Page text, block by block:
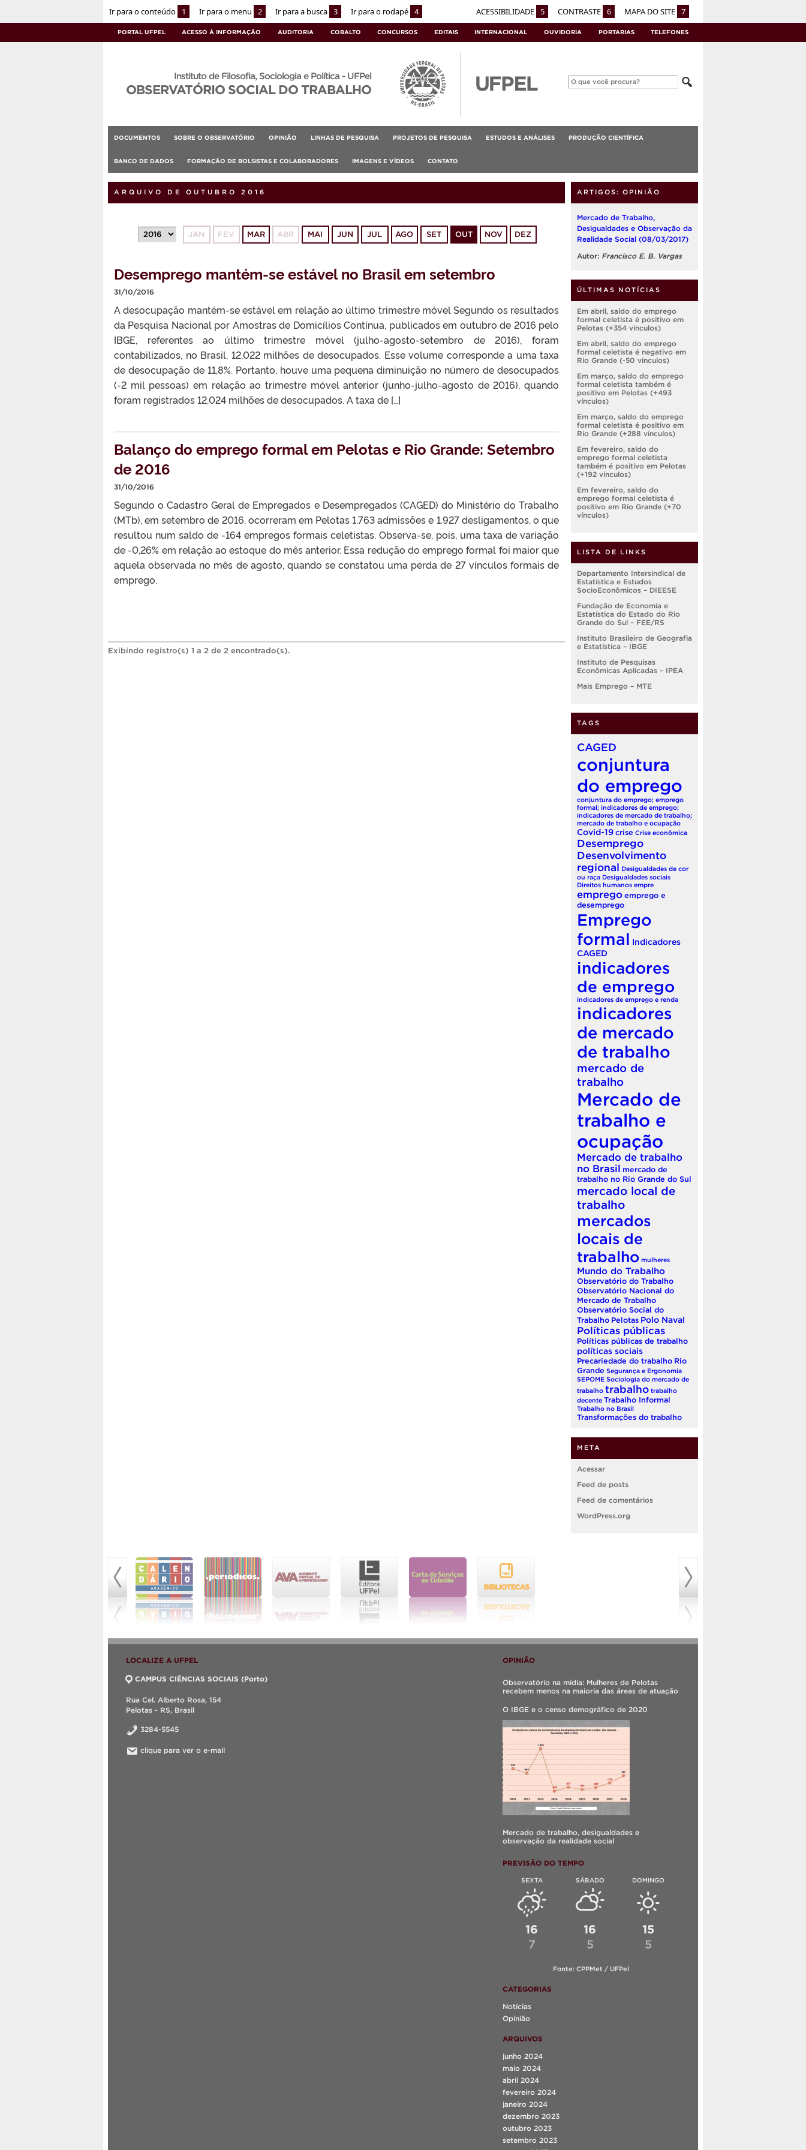
Ir para o conteúdo 1 Ir para o menu 2 Ir para a busca 3 Ir para o rodapé 4 ACESSIBILIDADE 5 CONTRASTE 6 MAPA DO SITE 7
PORTAL UFPEL ACESSO À INFORMAÇÃO AUDITORIA COBALTO CONCURSOS EDITAIS INTERNACIONAL OUVIDORIA PORTARIAS TELEFONES
Instituto de Filosofia, Sociologia e Política - UFPel
OBSERVATÓRIO SOCIAL DO TRABALHO
DOCUMENTOS SOBRE O OBSERVATÓRIO OPINIÃO LINHAS DE PESQUISA PROJETOS DE PESQUISA ESTUDOS E ANÁLISES PRODUÇÃO CIENTÍFICA
BANCO DE DADOS FORMAÇÃO DE BOLSISTAS E COLABORADORES IMAGENS E VÍDEOS CONTATO
ARQUIVO DE OUTUBRO 2016
JAN FEV MAR ABR MAI JUN JUL AGO SET OUT NOV DEZ
Desemprego mantém-se estável no Brasil em setembro
31/10/2016
A desocupação mantém-se estável em relação ao último trimestre móvel Segundo os resultados
da Pesquisa Nacional por Amostras de Domicílios Contínua, publicados em outubro de 2016 pelo
IBGE, referentes ao último trimestre móvel (julho-agosto-setembro de 2016), foram
contabilizados, no Brasil, 12,022 milhões de desocupados. Esse volume corresponde a uma taxa
de desocupação de 11,8%. Portanto, houve uma pequena diminuição no número de desocupados
(-2 mil pessoas) em relação ao trimestre móvel anterior (junho-julho-agosto de 2016), quando
foram registrados 12,024 milhões de desocupados. A taxa de […]
Balanço do emprego formal em Pelotas e Rio Grande: Setembro
de 2016
31/10/2016
Segundo o Cadastro Geral de Empregados e Desempregados (CAGED) do Ministério do Trabalho
(MTb), em setembro de 2016, ocorreram em Pelotas 1.763 admissões e 1.927 desligamentos, o que
resultou num saldo de -164 empregos formais celetistas. Observa-se, pois, uma taxa de variação
de -0,26% em relação ao estoque do mês anterior. Essa redução do emprego formal foi maior que
aquela observada no mês de agosto, quando se constatou uma perda de 27 vínculos formais de
emprego.
Exibindo registro(s) 1 a 2 de 2 encontrado(s).
ARTIGOS: OPINIÃO
Mercado de Trabalho,
Desigualdades e Observação da
Realidade Social (08/03/2017)
Autor: Francisco E. B. Vargas
ÚLTIMAS NOTÍCIAS
Em abril, saldo do emprego
formal celetista é positivo em
Pelotas (+354 vínculos)
Em abril, saldo do emprego
formal celetista é negativo em
Rio Grande (-50 vínculos)
Em março, saldo do emprego
formal celetista também é
positivo em Pelotas (+493
vínculos)
Em março, saldo do emprego
formal celetista é positivo em
Rio Grande (+288 vínculos)
Em fevereiro, saldo do
emprego formal celetista
também é positivo em Pelotas
(+192 vínculos)
Em fevereiro, saldo do
emprego formal celetista é
positivo em Rio Grande (+70
vínculos)
LISTA DE LINKS
Departamento Intersindical de
Estatística e Estudos
SocioEconômicos – DIEESE
Fundação de Economia e
Estatística do Estado do Rio
Grande do Sul – FEE/RS
Instituto Brasileiro de Geografia
e Estatística – IBGE
Instituto de Pesquisas
Econômicas Aplicadas – IPEA
Mais Emprego – MTE
TAGS
CAGED
conjuntura
do emprego
conjuntura do emprego; emprego
formal; indicadores de emprego;
indicadores de mercado de trabalho;
mercado de trabalho e ocupação
Covid-19 crise Crise econômica
Desemprego
Desenvolvimento
regional Desigualdades de cor
ou raça Desigualdades sociais
Direitos humanos empre
emprego emprego e
desemprego
Emprego
formal Indicadores
CAGED
indicadores
de emprego
indicadores de emprego e renda
indicadores
de mercado
de trabalho
mercado de
trabalho
Mercado de
trabalho e
ocupação
Mercado de trabalho
no Brasil mercado de
trabalho no Rio Grande do Sul
mercado local de
trabalho
mercados
locais de
trabalho mulheres
Mundo do Trabalho
Observatório do Trabalho
Observatório Nacional do
Mercado de Trabalho
Observatório Social do
Trabalho Pelotas Polo Naval
Políticas públicas
Políticas públicas de trabalho
políticas sociais
Precariedade do trabalho Rio
Grande Segurança e Ergonomia
SEPOME Sociologia do mercado de
trabalho trabalho trabalho
decente Trabalho Informal
Trabalho no Brasil
Transformações do trabalho
META
Acessar
Feed de posts
Feed de comentários
WordPress.org
LOCALIZE A UFPEL
CAMPUS CIÊNCIAS SOCIAIS (Porto)
Rua Cel. Alberto Rosa, 154
Pelotas - RS, Brasil
3284-5545
clique para ver o e-mail
OPINIÃO
Observatório na mídia: Mulheres de Pelotas
recebem menos na maioria das áreas de atuação
O IBGE e o censo demográfico de 2020
Mercado de trabalho, desigualdades e
observação da realidade social
PREVISÃO DO TEMPO
SEXTA
16
7
SÁBADO
16
5
DOMINGO
15
5
Fonte: CPPMet / UFPel
CATEGORIAS
Notícias
Opinião
ARQUIVOS
junho 2024
maio 2024
abril 2024
fevereiro 2024
janeiro 2024
dezembro 2023
outubro 2023
setembro 2023